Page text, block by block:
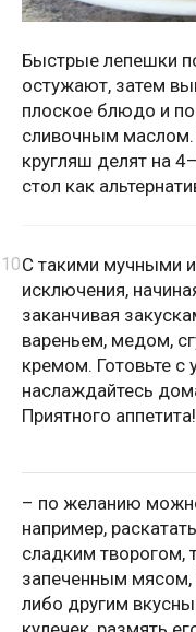
Быстрые лепешки
остужают, затем
плоское блюдо и
сливочным
кругляш делят на
стол как
С такими мучными
исключения,
заканчивая
вареньем, медом,
кремом. Готовьте с
наслаждайтесь
Приятного аппетита!
– по желанию
например,
сладким творогом,
запеченным
либо другим